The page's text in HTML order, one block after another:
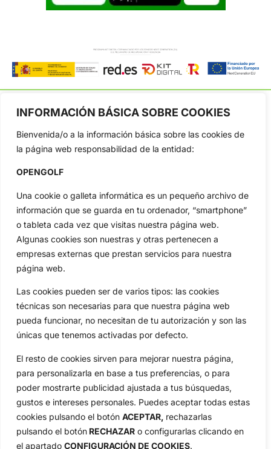
INFORMACIÓN BÁSICA SOBRE COOKIES
Bienvenida/o a la información básica sobre las cookies de
la página web responsabilidad de la entidad:
OPENGOLF
Una cookie o galleta informática es un pequeño archivo de
información que se guarda en tu ordenador, “smartphone”
o tableta cada vez que visitas nuestra página web.
Algunas cookies son nuestras y otras pertenecen a
empresas externas que prestan servicios para nuestra
página web.
Las cookies pueden ser de varios tipos: las cookies
técnicas son necesarias para que nuestra página web
pueda funcionar, no necesitan de tu autorización y son las
únicas que tenemos activadas por defecto.
El resto de cookies sirven para mejorar nuestra página,
para personalizarla en base a tus preferencias, o para
poder mostrarte publicidad ajustada a tus búsquedas,
gustos e intereses personales. Puedes aceptar todas estas
cookies pulsando el botón ACEPTAR, rechazarlas
pulsando el botón RECHAZAR o configurarlas clicando en
el apartado CONFIGURACIÓN DE COOKIES.
OpenGolf ofrece toda la actualidad, información del golf
profesional y amateur, resultados en directo, vídeos, noticias,
Jon Rahm, LIV Golf, PGA Tour, Ryder Cup, DP World Tour, LPGA
Categorias
Inicio
Actualidad
Amateurs
Circuitos
Jon Rahm
Ryder Cup
Reglas
Compañía
Aviso Legal
Política de Privacidad
Publicidad
Newsletters
Copyright © 2025 OpenGolf | Diseño por